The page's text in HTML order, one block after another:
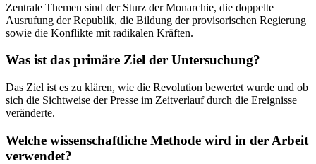
Zentrale Themen sind der Sturz der Monarchie, die doppelte
Ausrufung der Republik, die Bildung der provisorischen Regierung
sowie die Konflikte mit radikalen Kräften.
Was ist das primäre Ziel der Untersuchung?
Das Ziel ist es zu klären, wie die Revolution bewertet wurde und ob
sich die Sichtweise der Presse im Zeitverlauf durch die Ereignisse
veränderte.
Welche wissenschaftliche Methode wird in der Arbeit
verwendet?